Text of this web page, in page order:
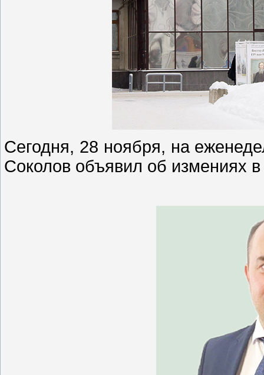
Сегодня, 28 ноября, на
Соколов объявил об измениях